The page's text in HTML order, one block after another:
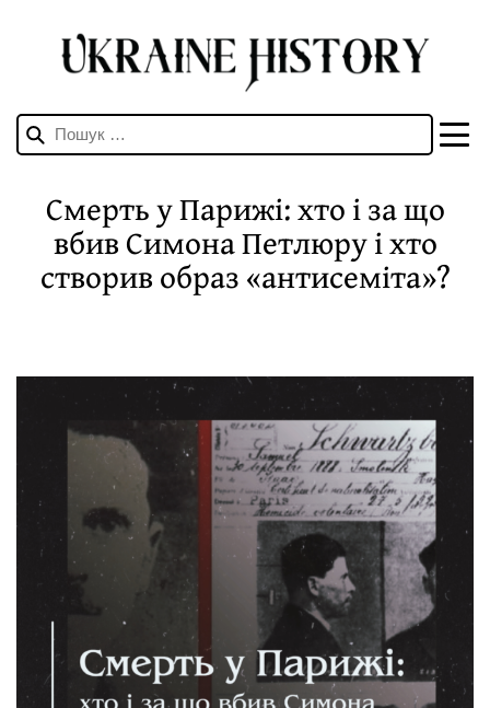
Пошук:
Смерть у Парижі: хто і за що
вбив Симона Петлюру і хто
створив образ «антисеміта»?